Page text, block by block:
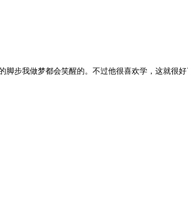
脚步我做梦都会笑醒的。不过他很喜欢学，这就很